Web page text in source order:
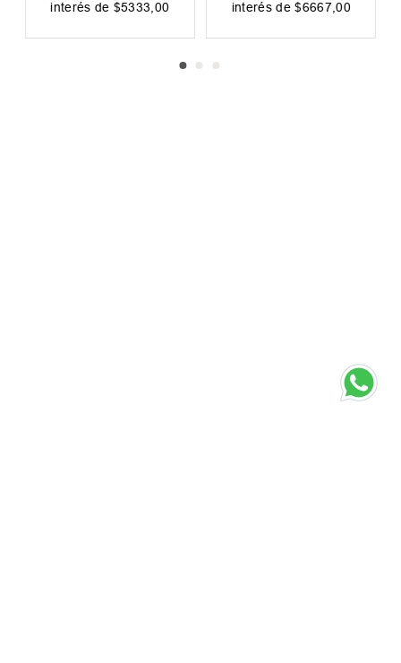
Hasta12cuotas SIN
Hasta12cuotas SIN